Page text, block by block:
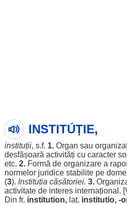
INSTITÚȚIE,
instituții, s.f. 1. Organ sau
desfășoară activități cu caracter
etc. 2. Formă de organizarea
normelor juridice stabilitepe
(3). Instituția căsătoriei. 3.
activitatede interes internațional .
Din fr. institution, lat. institutio, -